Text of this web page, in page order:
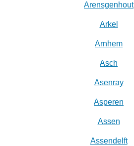
Arensgenhout
Arkel
Arnhem
Asch
Asenray
Asperen
Assen
Assendelft